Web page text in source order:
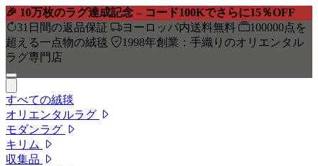
🎉 10万枚のラグ達成記念 – コード100Kでさらに15％OFF
31日間の返品保証
ヨーロッパ内送料無料
100000点を
超える一点物の絨毯
1998年創業：手織りのオリエンタル
ラグ専門店
すべての絨毯
オリエンタルラグ
モダンラグ
キリム
収集品